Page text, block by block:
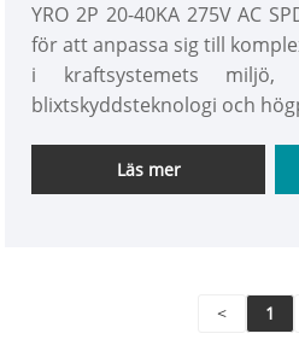
YRO 2P 20-40KA 275V AC
för att anpassa sig till
i kraftsystemets miljö,
blixtskyddsteknologi och
Läs mer
< 1